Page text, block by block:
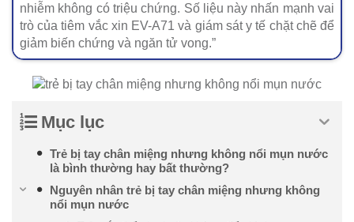
nhiễm không có triệu chứng. Số liệu này nhấn mạnh vai
trò của tiêm vắc xin EV-A71 và giám sát y tế chặt chẽ để
giảm biến chứng và ngăn tử vong.”
Mục lục
Trẻ bị tay chân miệng nhưng không nổi mụn nước
là bình thường hay bất thường?
Nguyên nhân trẻ bị tay chân miệng nhưng không
nổi mụn nước